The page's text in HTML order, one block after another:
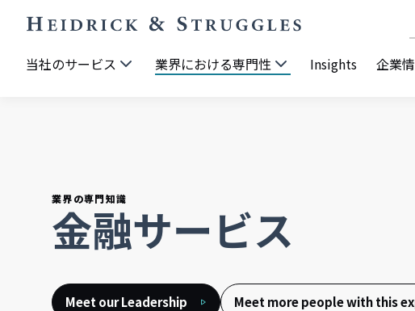
当社のサービス 業界における専門性 Insights 企業
業界の専門知識
金融サービス
Meet our Leadership Meet more people with this